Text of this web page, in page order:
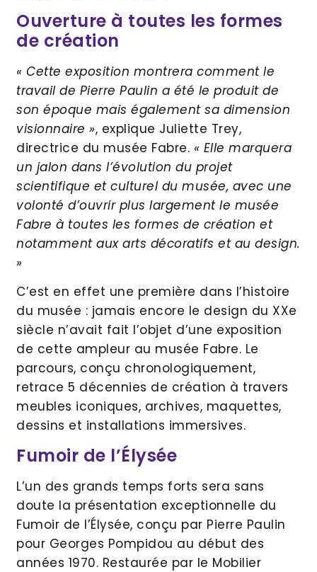
Ouverture à toutes les formes
de création
« Cette exposition montrera comment le
travail de Pierre Paulin a été le produit de
son époque mais également sa dimension
visionnaire », explique Juliette Trey,
directrice du musée Fabre. « Elle marquera
un jalon dans l’évolution du projet
scientifique et culturel du musée, avec une
volonté d’ouvrir plus largement le musée
Fabre à toutes les formes de création et
notamment aux arts décoratifs et au design.
»
C’est en effet une première dans l’histoire
du musée : jamais encore le design du XXe
siècle n’avait fait l’objet d’une exposition
de cette ampleur au musée Fabre. Le
parcours, conçu chronologiquement,
retrace 5 décennies de création à travers
meubles iconiques, archives, maquettes,
dessins et installations immersives.
Fumoir de l’Élysée
L’un des grands temps forts sera sans
doute la présentation exceptionnelle du
Fumoir de l’Élysée, conçu par Pierre Paulin
pour Georges Pompidou au début des
années 1970. Restaurée par le Mobilier